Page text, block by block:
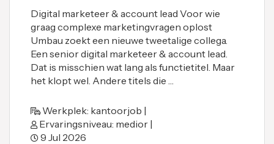
Digital marketeer & account lead Voor wie
graag complexe marketingvragen oplost
Umbau zoekt een nieuwe tweetalige collega.
Een senior digital marketeer & account lead.
Dat is misschien wat lang als functietitel. Maar
het klopt wel. Andere titels die …
Werkplek: kantoorjob |
Ervaringsniveau: medior |
9 Jul 2026